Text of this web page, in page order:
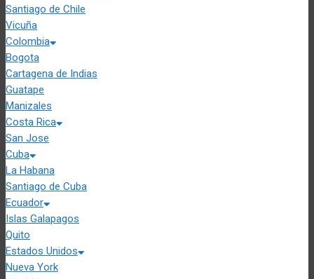
Santiago de Chile
Vicuña
Colombia
Bogota
Cartagena de Indias
Guatape
Manizales
Costa Rica
San Jose
Cuba
La Habana
Santiago de Cuba
Ecuador
Islas Galapagos
Quito
Estados Unidos
Nueva York